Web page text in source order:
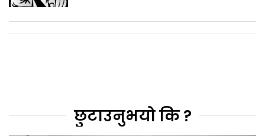
छुटाउनुभयो कि ?